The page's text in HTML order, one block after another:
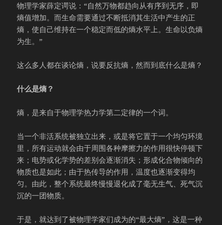
物理学家薛定谔说：“自然万物都趋向从有序到无序，即
熵值增加。而生命需要通过不断抵消其生活中产生的正
熵，使自己维持在一个稳定而低的熵水平上。生命以负熵
为生。”
这么多人都在谈论熵，说要反抗熵，然而到底什么是熵？
什么是熵？
熵，是来自于物理学热力学第二定律的一个词。
当一个非活系统被独立出来，或是将它置于一个均匀环境
里，所有运动就会由于周围各种摩擦力的作用很快停顿下
来；电势或化学势的差别会逐渐消失；形成化合物倾向的
物质也是如此；由于热传导的作用，温度也逐渐变得均
匀。由此，整个系统最终慢慢退化成了毫无生气、死气沉
沉的一团物质。
于是，就达到了被物理学家们成为的“最大熵”，这是一种